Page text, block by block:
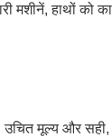
मशीनें, हाथों
उचित मूल्य और